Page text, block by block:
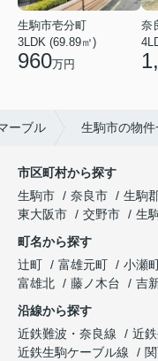
生駒市壱分町
3LDK (69.89㎡)
960万円
奈
ーブル 生駒市の物件
市区町村から探す
生駒市
奈良市 生駒
東大阪市
交野市 生
町名から探す
辻町
富雄元町 小瀬
富雄北
藤ノ木台 吉
沿線から探す
近鉄難波・奈良線
近
近鉄生駒ケーブル線